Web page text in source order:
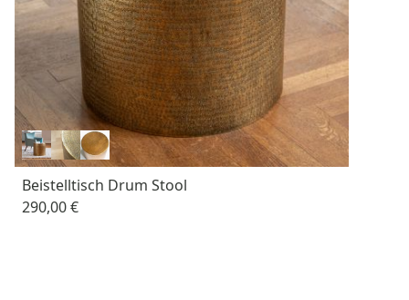
Beistelltisch Drum Stool
290,00 €